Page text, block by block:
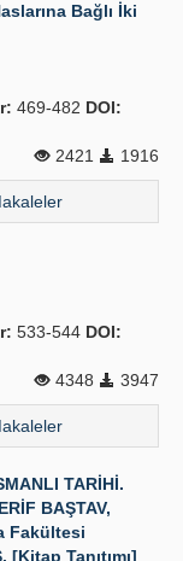
Bağlı İki
469-482 DOI:
2421
1916
533-544 DOI:
4348
3947
TARİHİ.
BAŞTAV,
Fakültesi
[Kitap Tanıtımı]